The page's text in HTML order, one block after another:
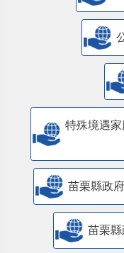
特殊境遇
苗栗縣政
苗栗